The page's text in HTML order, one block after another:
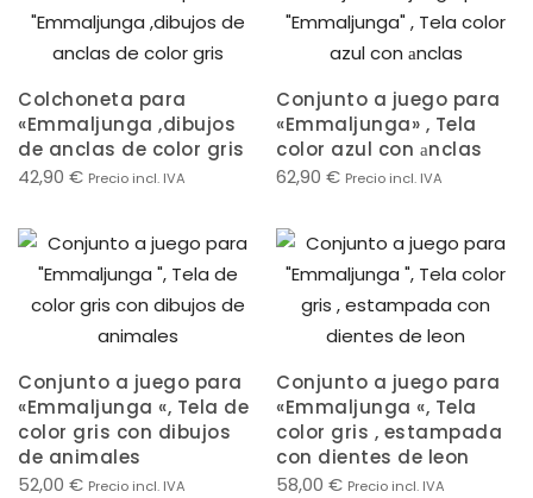
Colchoneta para
«Emmaljunga ,dibujos
de anclas de color gris
42,90 € Precio incl. IVA
Conjunto a juego para
«Emmaljunga» , Tela
color azul con аnclas
62,90 € Precio incl. IVA
Conjunto a juego para
«Emmaljunga «, Tela de
color gris con dibujos
de animales
52,00 € Precio incl. IVA
Conjunto a juego para
«Emmaljunga «, Tela
color gris , estampada
con dientes de leon
58,00 € Precio incl. IVA